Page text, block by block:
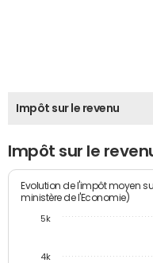
Impôt sur le revenu
Impôt sur le
Evolution de l'impôt moyen
ministère de l'Economie)
4k
5k